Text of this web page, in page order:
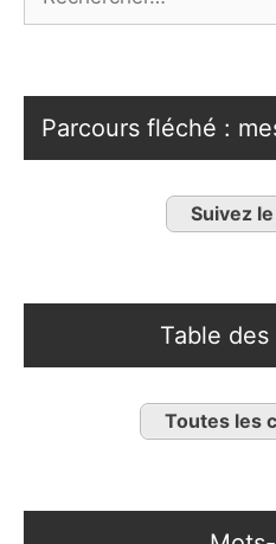
Parcours fléché :
Suivez
Table
Toutes les